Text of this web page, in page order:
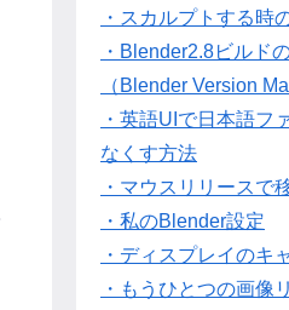
・スカルプトする時
・Blender2.8ビルド
（Blender Version
・英語UIで日本語フ
なくす方法
・マウスリリースで
・私のBlender設定
・ディスプレイのキ
・もうひとつの画像